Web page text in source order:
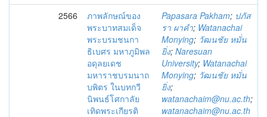
2566
ภาพลักษณ์ของ
พระบาทสมเด็จ
พระบรมชนกา
ธิเบศร มหาภูมิพล
อดุลยเดช
มหาราชบรมนาถ
บพิตร ในบทกวี
นิพนธ์โศกาลัย
เทิดพระเกียรติ
Papasara Pakham; ปภัส
รา ผาคำ; Watanachai
Monying; วัฒนชัย หมั่น
ยิ่ง; Naresuan
University; Watanachai
Monying; วัฒนชัย หมั่น
ยิ่ง;
watanachaim@nu.ac.th;
watanachaim@nu.ac.th